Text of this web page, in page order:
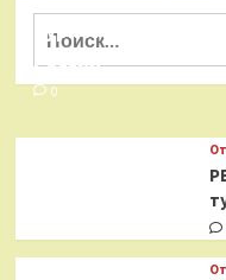
туристических
России
0